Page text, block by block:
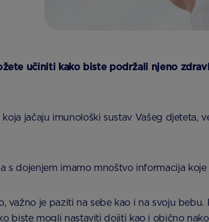
učiniti kako biste podržali njeno
jačaju imunološki sustav Vašeg djeteta,
dojenjem imamo mnoštvo informacija
je paziti na sebe kao i na svoju
biste mogli nastaviti dojiti kao i obično